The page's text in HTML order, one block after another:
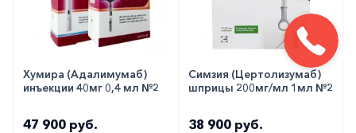
Хумира (Адалимумаб)
инъекции 40мг 0,4 мл №2
47 900 руб.
Симзия (Цертолизумаб)
шприцы 200мг/мл 1мл №2
38 900 руб.